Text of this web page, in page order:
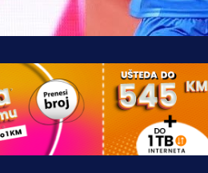
svim problemima
Plavi slavili na